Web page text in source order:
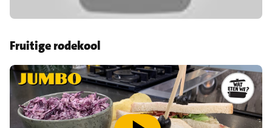
Fruitige rodekool